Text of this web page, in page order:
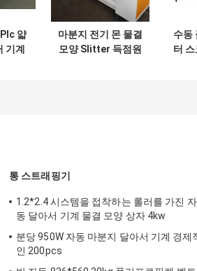
얇
기계
마분지 전기 몬 물결
모양 Slitter 득점원
수동
터
통 스트래핑기
1.2*2.4 시스템을 접착하는 롤러를 가진 자
동 달아서 기계 물결 모양 상자 4kw
분당 950W 자동 마분지 달아서 기계 경제
인 200pcs